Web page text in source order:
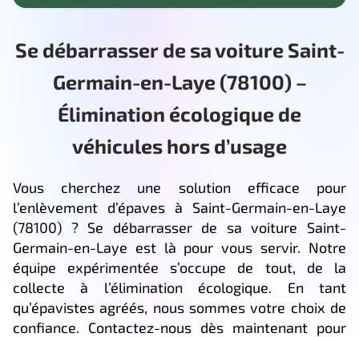
Se débarrasser de sa voiture Saint-
Germain-en-Laye (78100) –
Élimination écologique de
véhicules hors d’usage
Vous cherchez une solution efficace pour
l’enlèvement d’épaves à Saint-Germain-en-Laye
(78100) ? Se débarrasser de sa voiture Saint-
Germain-en-Laye est là pour vous servir. Notre
équipe expérimentée s’occupe de tout, de la
collecte à l’élimination écologique. En tant
qu’épavistes agréés, nous sommes votre choix de
confiance. Contactez-nous dès maintenant pour